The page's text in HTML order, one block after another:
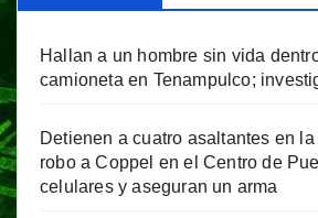
Hallan a un hombre sin vida
camioneta en Tenampulco;
Detienen a cuatro asaltantes en
robo a Coppel en el Centro de
celulares y aseguran un arma